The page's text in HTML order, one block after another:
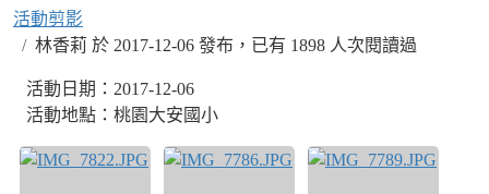
活動剪影
林香莉 於 2017-12-06 發布，已有 1898 人次閱讀過
活動日期：2017-12-06
活動地點：桃園大安國小